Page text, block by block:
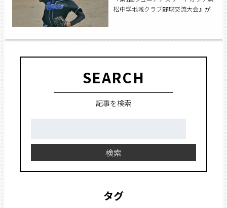
松中学地域クラブ野球交流大会』が
SEARCH
記事を検索
検索
タグ